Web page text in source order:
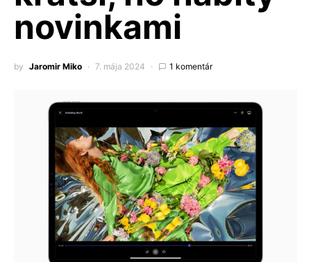
novinkami
by Jaromir Miko 7. mája 2024 1 komentár